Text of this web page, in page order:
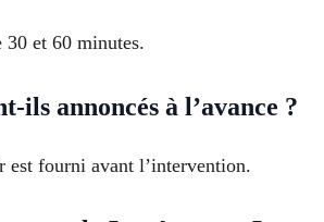
30 et 60 minutes.
ils annoncés à l’avance ?
est fourni avant l’intervention.